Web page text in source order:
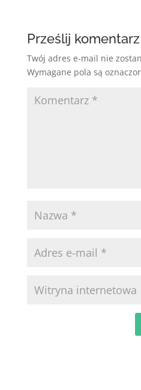
Prześlij komentarz
Twój adres e-mail nie
Wymagane pola są